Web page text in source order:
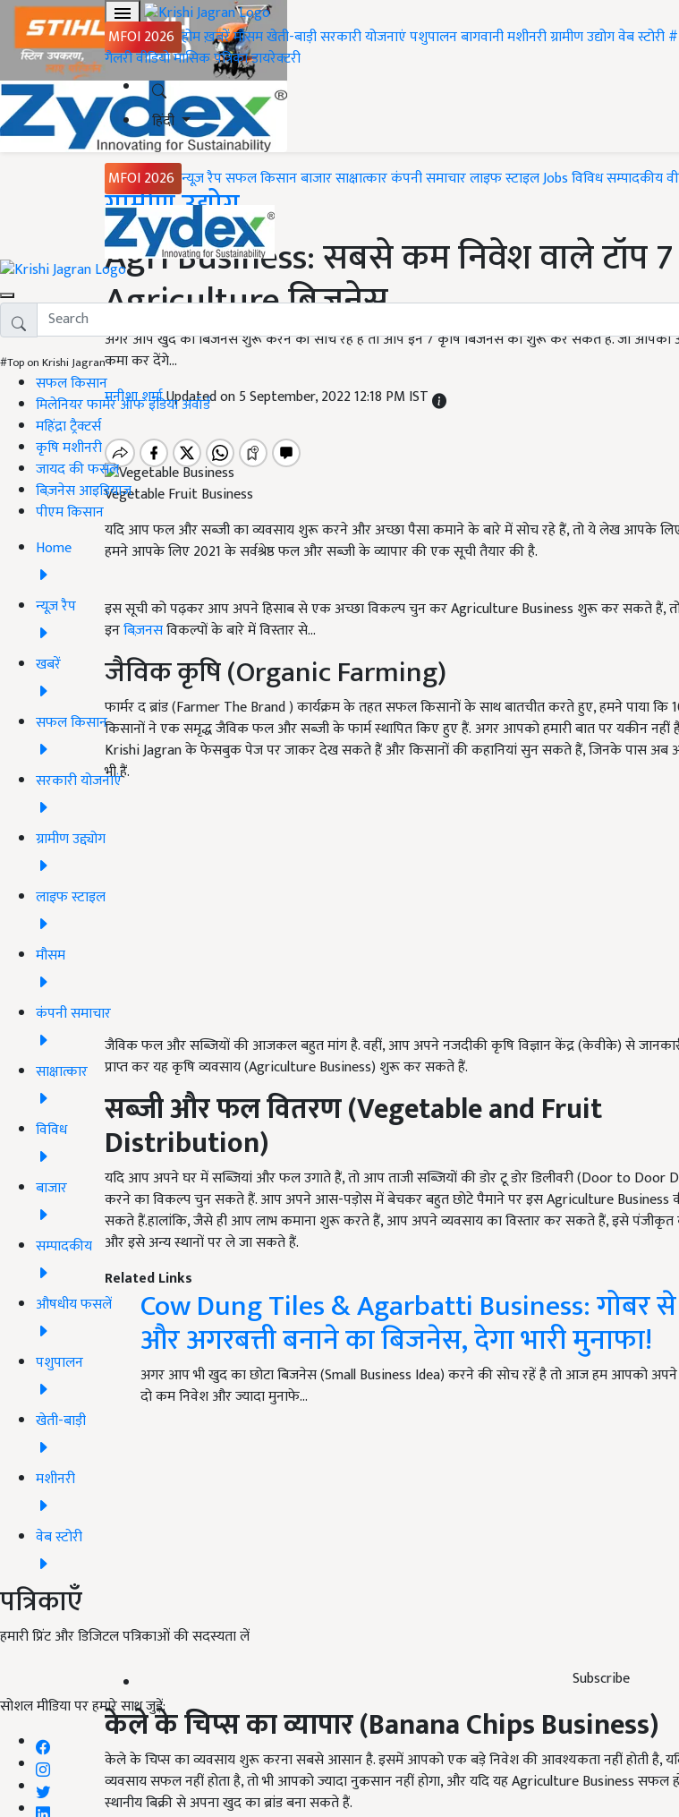
MFOI 2026 होमख़बरेंमौसमखेती-बाड़ीसरकारी योजनाएंपशुपालनबागवानीमशीनरीग्रामीण उद्योगवेब स्टोरी
गैलरीवीडियोमासिक पत्रिकाडायरेक्टरी
हिंदी
MFOI 2026 न्यूज़ रैपसफल किसानबाजारसाक्षात्कारकंपनी समाचारलाइफ स्टाइलJobsविविधसम्पादकीय
#Top on Krishi Jagran
सफल किसान
मिलेनियर फार्मर ऑफ इंडिया अवॉर्ड
महिंद्रा ट्रैक्टर्स
कृषि मशीनरी
जायद की फसल
बिज़नेस आइडियाज
पीएम किसान
Home
न्यूज़ रैप
खबरें
सफल किसान
सरकारी योजनाएं
ग्रामीण उद्द्योग
लाइफ स्टाइल
मौसम
कंपनी समाचार
साक्षात्कार
विविध
बाजार
सम्पादकीय
औषधीय फसलें
पशुपालन
खेती-बाड़ी
मशीनरी
वेब स्टोरी
पत्रिकाएँ
हमारी प्रिंट और डिजिटल पत्रिकाओं की सदस्यता लें
Subscribe
सोशल मीडिया पर हमारे साथ जुड़ें:
Home
ग्रामीण उद्योग
Agri Business: सबसे कम निवेश वाले टॉप 7
Agriculture बिजनेस
अगर आप खुद का बिजनेस शुरू करने की सोच रहे हैं तो आप इन 7 कृषि बिजनेस को शुरू कर सकते हैं. जो आपको
कमा कर देंगे...
मनीशा शर्माUpdated on 5 September, 2022 12:18 PM IST
Vegetable Fruit Business
यदि आप फल और सब्जी का व्यवसाय शुरू करने और अच्छा पैसा कमाने के बारे में सोच रहे हैं, तो ये लेख आपके
हमने आपके लिए 2021 के सर्वश्रेष्ठ फल और सब्जी के व्यापार की एक सूची तैयार की है.
इस सूची को पढ़कर आप अपने हिसाब से एक अच्छा विकल्प चुन कर Agriculture Business शुरू कर सकते हैं,
इनबिज़नसविकल्पों के बारे में विस्तार से...
जैविक कृषि (Organic Farming)
फार्मर द ब्रांड (Farmer The Brand ) कार्यक्रम के तहत सफल किसानों के साथ बातचीत करते हुए, हमने पाया कि
किसानों ने एक समृद्ध जैविक फल और सब्जी के फार्म स्थापित किए हुए हैं. अगर आपको हमारी बात पर यकीन
Krishi Jagran के फेसबुक पेज पर जाकर देख सकते हैं और किसानों की कहानियां सुन सकते हैं, जिनके पास अब
भी हैं.
जैविक फल और सब्जियों की आजकल बहुत मांग है. वहीं, आप अपने नजदीकी कृषि विज्ञान केंद्र (केवीके) से
प्राप्त कर यह कृषि व्यवसाय (Agriculture Business) शुरू कर सकते हैं.
सब्जी और फल वितरण(Vegetable and Fruit
Distribution)
यदि आप अपने घर में सब्जियां और फल उगाते हैं, तो आप ताजी सब्जियों की डोर टू डोर डिलीवरी (Door to
करने का विकल्प चुन सकते हैं. आप अपने आस-पड़ोस में बेचकर बहुत छोटे पैमाने पर इस Agriculture
सकते हैं.हालांकि, जैसे ही आप लाभ कमाना शुरू करते हैं, आप अपने व्यवसाय का विस्तार कर सकते हैं, इसे
और इसे अन्य स्थानों पर ले जा सकते हैं.
Related Links
Cow Dung Tiles & Agarbatti Business: गोबर
और अगरबत्ती बनाने का बिजनेस, देगा भारी मुनाफा!
अगर आप भी खुद का छोटा बिजनेस (Small Business Idea) करने की सोच रहें है तो आज हम आपको
दो कम निवेश और ज्यादा मुनाफे…
केले के चिप्स का व्यापार(Banana Chips Business)
केले के चिप्स का व्यवसाय शुरू करना सबसे आसान है. इसमें आपको एक बड़े निवेश की आवश्यकता नहीं होती है,
व्यवसाय सफल नहीं होता है, तो भी आपको ज्यादा नुकसान नहीं होगा, और यदि यह Agriculture Business सफल
स्थानीय बिक्री से अपना खुद का ब्रांड बना सकते हैं.